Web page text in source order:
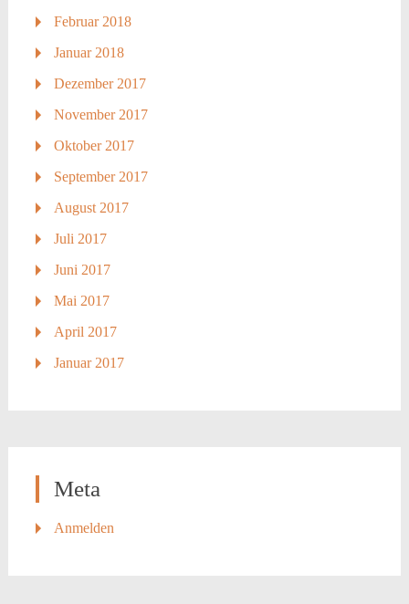
Februar 2018
Januar 2018
Dezember 2017
November 2017
Oktober 2017
September 2017
August 2017
Juli 2017
Juni 2017
Mai 2017
April 2017
Januar 2017
Meta
Anmelden